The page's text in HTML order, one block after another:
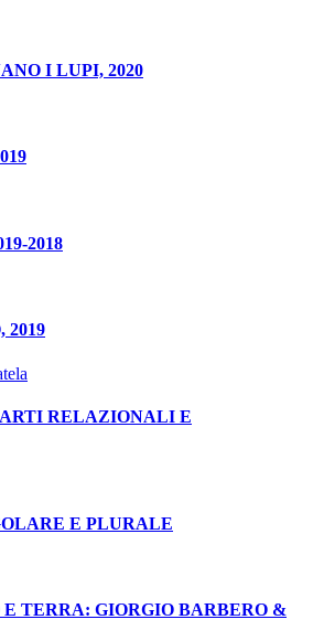
I LUPI, 2020
2018
2019
RELAZIONALI E
E PLURALE
TERRA: GIORGIO BARBERO &